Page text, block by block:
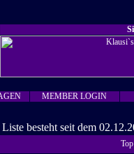
MEMBER LOGIN
besteht seit dem